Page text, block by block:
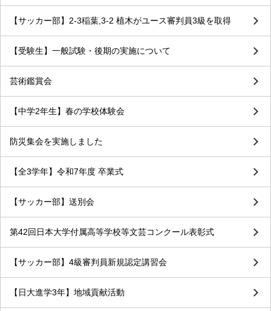
【サッカー部】2-3稲葉,3-2 植木がユース審判員3級を取得
【受験生】一般試験・後期の実施について
芸術鑑賞会
【中学2年生】春の学校体験会
防災集会を実施しました
【全3学年】令和7年度 卒業式
【サッカー部】送別会
第42回日本大学付属高等学校等文芸コンクール表彰式
【サッカー部】4級審判員新規認定講習会
【日大進学3年】地域貢献活動